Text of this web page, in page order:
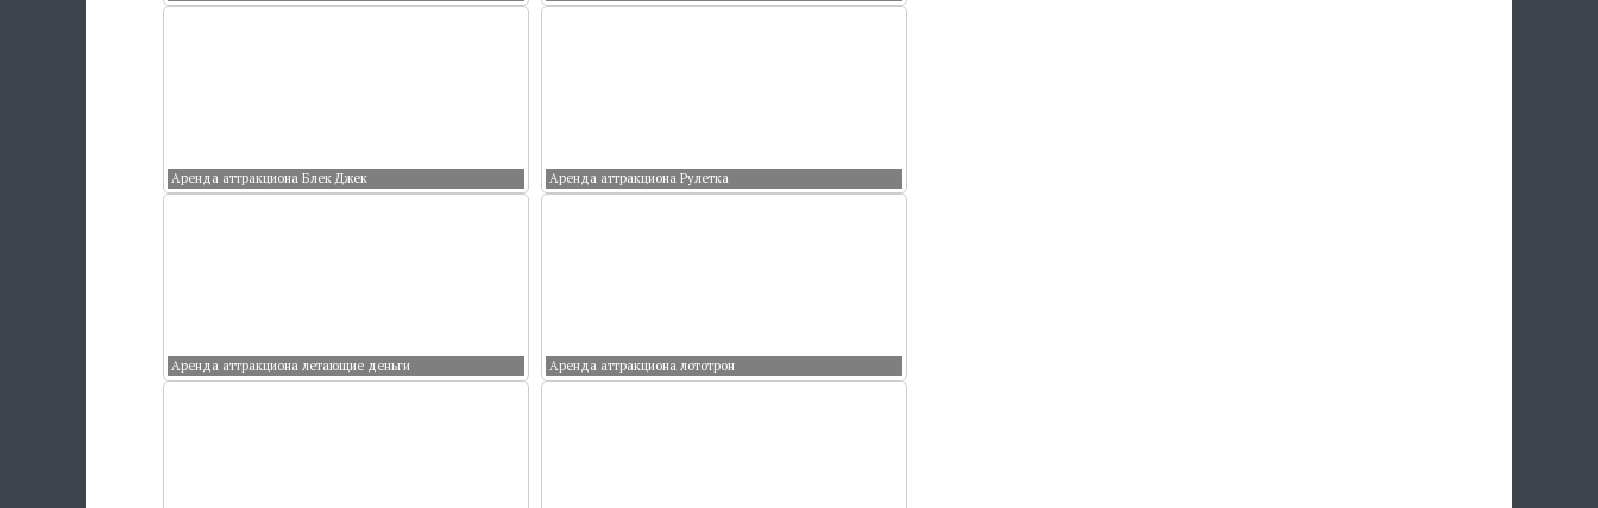
Аренда аттракциона Блек Джек Аренда аттракциона Рулетка
Аренда аттракциона летающие деньги Аренда аттракциона лототрон